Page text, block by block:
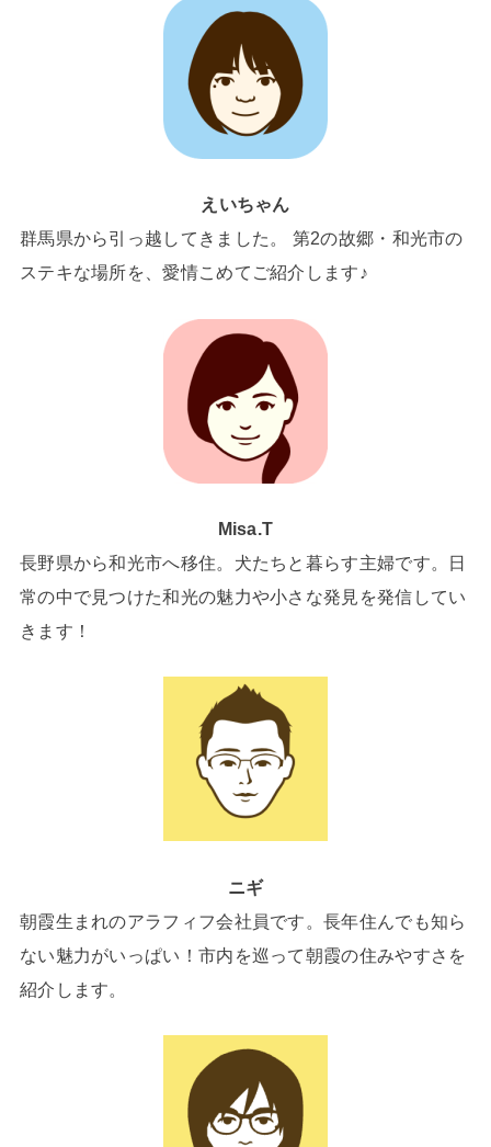
えいちゃん
群馬県から引っ越してきました。 第2の故郷・和光市の
ステキな場所を、愛情こめてご紹介します♪
Misa.T
長野県から和光市へ移住。犬たちと暮らす主婦です。日
常の中で見つけた和光の魅力や小さな発見を発信してい
きます！
ニギ
朝霞生まれのアラフィフ会社員です。長年住んでも知ら
ない魅力がいっぱい！市内を巡って朝霞の住みやすさを
紹介します。